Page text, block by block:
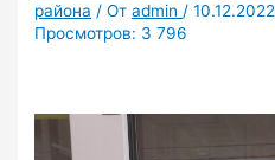
района / Отadmin /10.12.2022
Просмотров: 3 796